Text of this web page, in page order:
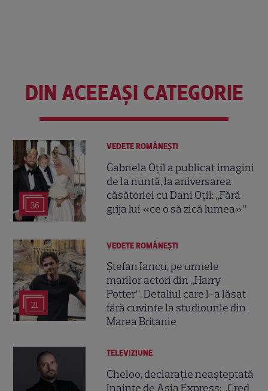
DIN ACEEAȘI CATEGORIE
36
VEDETE ROMÂNEŞTI
Gabriela Oțil a publicat imagini
de la nuntă, la aniversarea
căsătoriei cu Dani Oțil: „Fără
grija lui «ce o să zică lumea»”
21
VEDETE ROMÂNEŞTI
Ștefan Iancu, pe urmele
marilor actori din „Harry
Potter”. Detaliul care l-a lăsat
fără cuvinte la studiourile din
Marea Britanie
TELEVIZIUNE
Cheloo, declarație neașteptată
înainte de Asia Express: „Cred